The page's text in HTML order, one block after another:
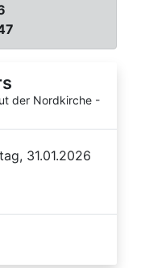
der Nordkirche -
31.01.2026